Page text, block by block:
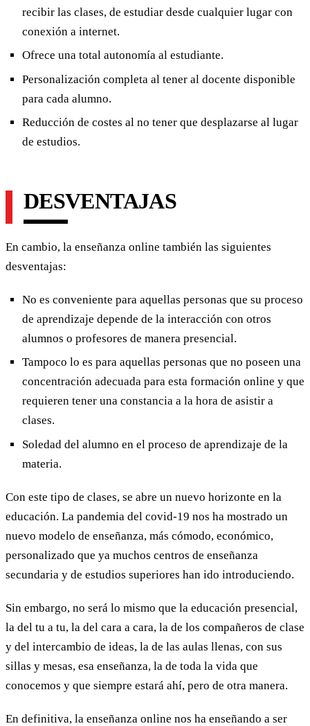
recibir las clases, de estudiar desde cualquier lugar con
conexión a internet.
Ofrece una total autonomía al estudiante.
Personalización completa al tener al docente disponible
para cada alumno.
Reducción de costes al no tener que desplazarse al lugar
de estudios.
DESVENTAJAS
En cambio, la enseñanza online también las siguientes
desventajas:
No es conveniente para aquellas personas que su proceso
de aprendizaje depende de la interacción con otros
alumnos o profesores de manera presencial.
Tampoco lo es para aquellas personas que no poseen una
concentración adecuada para esta formación online y que
requieren tener una constancia a la hora de asistir a
clases.
Soledad del alumno en el proceso de aprendizaje de la
materia.
Con este tipo de clases, se abre un nuevo horizonte en la
educación. La pandemia del covid-19 nos ha mostrado un
nuevo modelo de enseñanza, más cómodo, económico,
personalizado que ya muchos centros de enseñanza
secundaria y de estudios superiores han ido introduciendo.
Sin embargo, no será lo mismo que la educación presencial,
la del tu a tu, la del cara a cara, la de los compañeros de clase
y del intercambio de ideas, la de las aulas llenas, con sus
sillas y mesas, esa enseñanza, la de toda la vida que
conocemos y que siempre estará ahí, pero de otra manera.
En definitiva, la enseñanza online nos ha enseñando a ser